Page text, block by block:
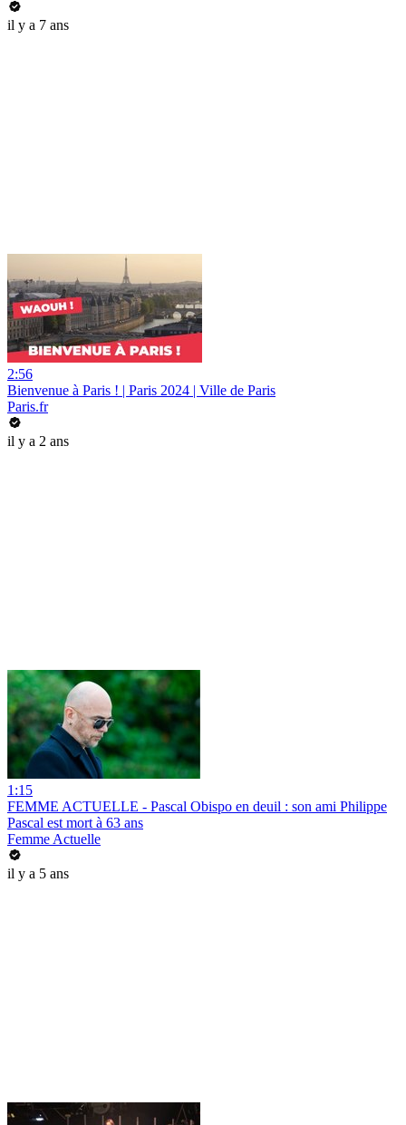
il y a 7 ans
2:56
Bienvenue à Paris ! | Paris 2024 | Ville de Paris
Paris.fr
il y a 2 ans
1:15
FEMME ACTUELLE - Pascal Obispo en deuil : son ami Philippe
Pascal est mort à 63 ans
Femme Actuelle
il y a 5 ans